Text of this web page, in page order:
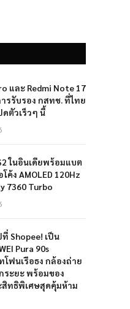
และ Redmi Note 17
ารรับรอง กสทช. ที่ไทย
ดตัวเร็วๆ นี้
ในอินเดียพร้อมแบต
ค้ง AMOLED 120Hz
7360 Turbo
Shopee! เป็น
Pura 90s
โฟนเรือธง กล้องถ่าย
ระยะ พร้อมของ
ทธิพิเศษสุดคุ้มห้าม